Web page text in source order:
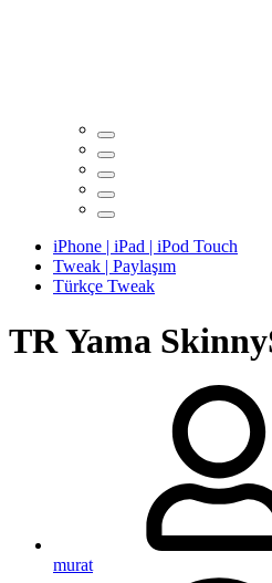
iPhone | iPad | iPod Touch
Tweak | Paylaşım
Türkçe Tweak
TR Yama
murat